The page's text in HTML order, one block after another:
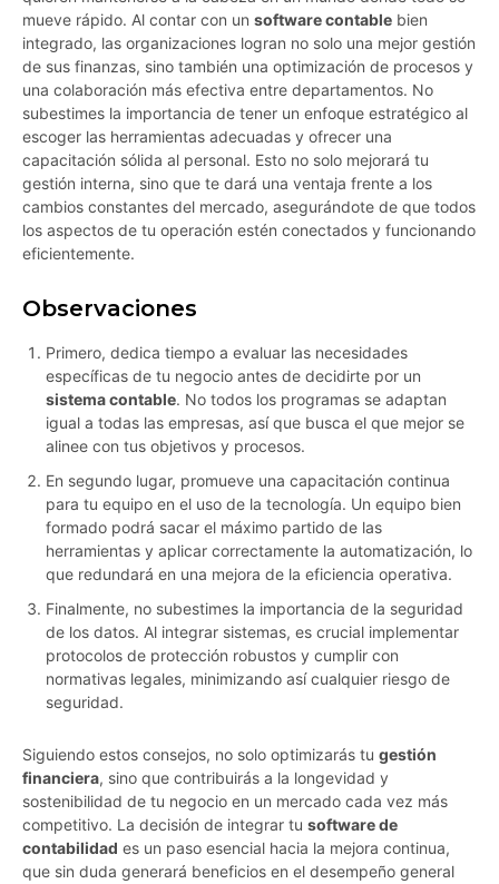
mueve rápido. Al contar con un software contable bien
integrado, las organizaciones logran no solo una mejor gestión
de sus finanzas, sino también una optimización de procesos y
una colaboración más efectiva entre departamentos. No
subestimes la importancia de tener un enfoque estratégico al
escoger las herramientas adecuadas y ofrecer una
capacitación sólida al personal. Esto no solo mejorará tu
gestión interna, sino que te dará una ventaja frente a los
cambios constantes del mercado, asegurándote de que todos
los aspectos de tu operación estén conectados y funcionando
eficientemente.
Observaciones
Primero, dedica tiempo a evaluar las necesidades
específicas de tu negocio antes de decidirte por un
sistema contable. No todos los programas se adaptan
igual a todas las empresas, así que busca el que mejor se
alinee con tus objetivos y procesos.
En segundo lugar, promueve una capacitación continua
para tu equipo en el uso de la tecnología. Un equipo bien
formado podrá sacar el máximo partido de las
herramientas y aplicar correctamente la automatización, lo
que redundará en una mejora de la eficiencia operativa.
Finalmente, no subestimes la importancia de la seguridad
de los datos. Al integrar sistemas, es crucial implementar
protocolos de protección robustos y cumplir con
normativas legales, minimizando así cualquier riesgo de
seguridad.
Siguiendo estos consejos, no solo optimizarás tu gestión
financiera, sino que contribuirás a la longevidad y
sostenibilidad de tu negocio en un mercado cada vez más
competitivo. La decisión de integrar tu software de
contabilidad es un paso esencial hacia la mejora continua,
que sin duda generará beneficios en el desempeño general